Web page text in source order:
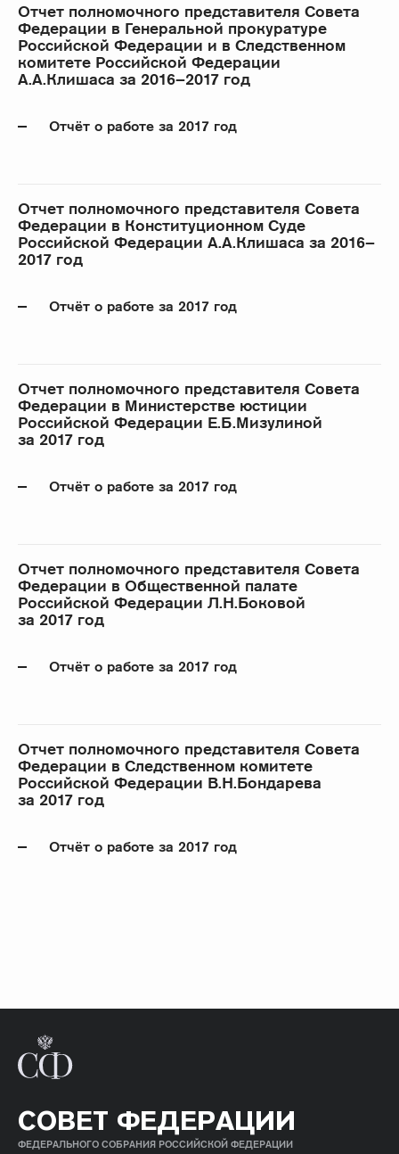
Отчет полномочного представителя Совета
Федерации в Генеральной прокуратуре
Российской Федерации и в Следственном
комитете Российской Федерации
А.А.Клишаса за 2016–2017 год
Отчёт о работе за 2017 год
Отчет полномочного представителя Совета
Федерации в Конституционном Суде
Российской Федерации А.А.Клишаса за 2016–
2017 год
Отчёт о работе за 2017 год
Отчет полномочного представителя Совета
Федерации в Министерстве юстиции
Российской Федерации Е.Б.Мизулиной
за 2017 год
Отчёт о работе за 2017 год
Отчет полномочного представителя Совета
Федерации в Общественной палате
Российской Федерации Л.Н.Боковой
за 2017 год
Отчёт о работе за 2017 год
Отчет полномочного представителя Совета
Федерации в Следственном комитете
Российской Федерации В.Н.Бондарева
за 2017 год
Отчёт о работе за 2017 год
СОВЕТ ФЕДЕРАЦИИ
ФЕДЕРАЛЬНОГО СОБРАНИЯ РОССИЙСКОЙ ФЕДЕРАЦИИ